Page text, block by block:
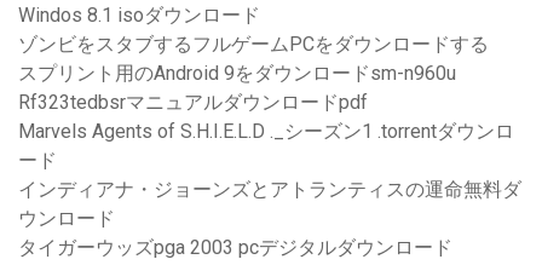
Windos 8.1 isoダウンロード
ゾンビをスタブするフルゲームPCをダウンロードする
スプリント用のAndroid 9をダウンロードsm-n960u
Rf323tedbsrマニュアルダウンロードpdf
Marvels Agents of S.H.I.E.L.D ._シーズン1 .torrentダウンロ
ード
インディアナ・ジョーンズとアトランティスの運命無料ダ
ウンロード
タイガーウッズpga 2003 pcデジタルダウンロード